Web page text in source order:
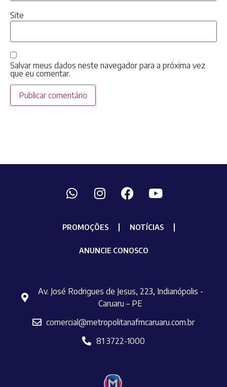
Site
Salvar meus dados neste navegador para a próxima vez
que eu comentar.
PROMOÇÕES NOTÍCIAS
ANUNCIE CONOSCO
Av. José Rodrigues de Jesus, 223, Indianópolis -
Caruaru – PE
comercial@metropolitanafmcaruaru.com.br
81 3722-1000